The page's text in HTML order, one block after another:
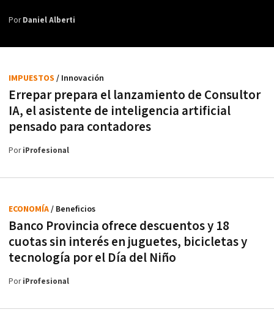
PorDaniel Alberti
Errepar prepara el lanzamiento de Consultor
IA, el asistente de inteligencia artificial
pensado para contadores
IMPUESTOS / Innovación
PoriProfesional
Banco Provincia ofrece descuentos y 18
cuotas sin interés en juguetes, bicicletas y
tecnología por el Día del Niño
ECONOMÍA/ Beneficios
PoriProfesional